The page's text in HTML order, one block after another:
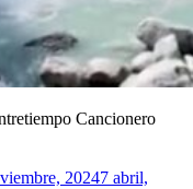
Cancionero
20247 abril,